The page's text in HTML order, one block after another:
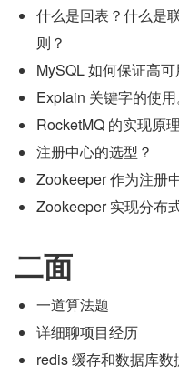
什么是回表？什么是
则？
MySQL 如何保证高
Explain 关键字的使用
RocketMQ 的实现原理
注册中心的选型？
Zookeeper 作为注册
Zookeeper 实现分布
二面
一道算法题
详细聊项目经历
redis 缓存和数据库数